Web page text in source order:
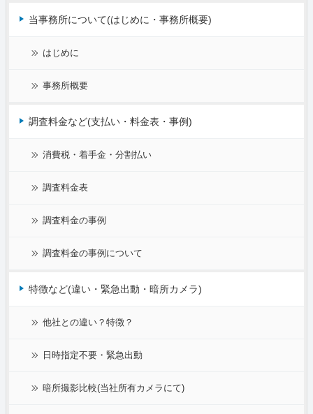
当事務所について(はじめに・事務所概要)
はじめに
事務所概要
調査料金など(支払い・料金表・事例)
消費税・着手金・分割払い
調査料金表
調査料金の事例
調査料金の事例について
特徴など(違い・緊急出動・暗所カメラ)
他社との違い？特徴？
日時指定不要・緊急出動
暗所撮影比較(当社所有カメラにて)